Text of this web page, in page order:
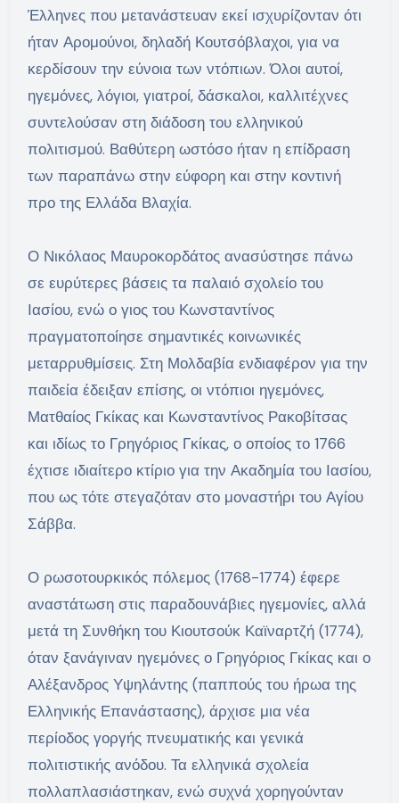
Έλληνες που μετανάστευαν εκεί ισχυρίζονταν ότι
ήταν Αρομούνοι, δηλαδή Κουτσόβλαχοι, για να
κερδίσουν την εύνοια των ντόπιων. Όλοι αυτοί,
ηγεμόνες, λόγιοι, γιατροί, δάσκαλοι, καλλιτέχνες
συντελούσαν στη διάδοση του ελληνικού
πολιτισμού. Βαθύτερη ωστόσο ήταν η επίδραση
των παραπάνω στην εύφορη και στην κοντινή
προ της Ελλάδα Βλαχία.
Ο Νικόλαος Μαυροκορδάτος ανασύστησε πάνω
σε ευρύτερες βάσεις τα παλαιό σχολείο του
Ιασίου, ενώ ο γιος του Κωνσταντίνος
πραγματοποίησε σημαντικές κοινωνικές
μεταρρυθμίσεις. Στη Μολδαβία ενδιαφέρον για την
παιδεία έδειξαν επίσης, οι ντόπιοι ηγεμόνες,
Ματθαίος Γκίκας και Κωνσταντίνος Ρακοβίτσας
και ιδίως το Γρηγόριος Γκίκας, ο οποίος το 1766
έχτισε ιδιαίτερο κτίριο για την Ακαδημία του Ιασίου,
που ως τότε στεγαζόταν στο μοναστήρι του Αγίου
Σάββα.
Ο ρωσοτουρκικός πόλεμος (1768-1774) έφερε
αναστάτωση στις παραδουνάβιες ηγεμονίες, αλλά
μετά τη Συνθήκη του Κιουτσούκ Καϊναρτζή (1774),
όταν ξανάγιναν ηγεμόνες ο Γρηγόριος Γκίκας και ο
Αλέξανδρος Υψηλάντης (παππούς του ήρωα της
Ελληνικής Επανάστασης), άρχισε μια νέα
περίοδος γοργής πνευματικής και γενικά
πολιτιστικής ανόδου. Τα ελληνικά σχολεία
πολλαπλασιάστηκαν, ενώ συχνά χορηγούνταν